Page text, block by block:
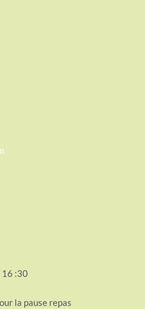
16 :30
la pause repas